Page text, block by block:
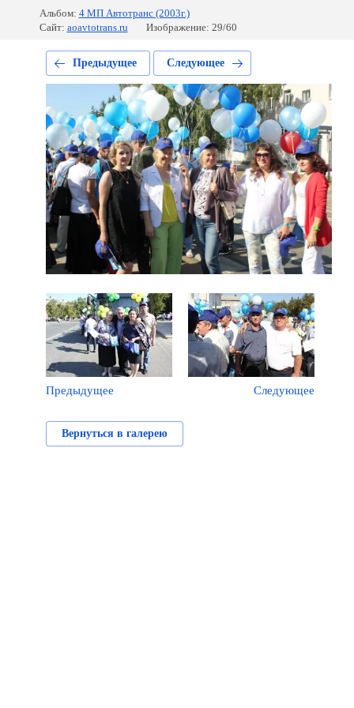
Альбом: 4 МП Автотранс (2003г.)
Сайт: aoavtotrans.ru Изображение: 29/60
Предыдущее Следующее
Предыдущее Следующее
Вернуться в галерею